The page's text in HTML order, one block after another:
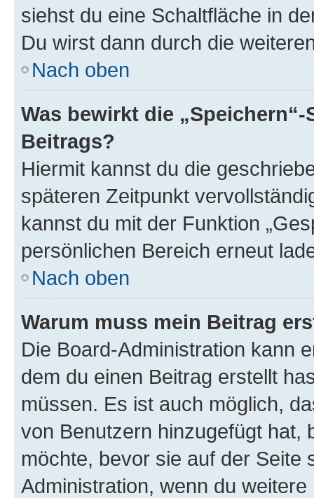
siehst du eine Schaltfläche in
Du wirst dann durch die
Nach oben
Was bewirkt die
Beitrags?
Hiermit kannst du die
späteren Zeitpunkt
kannst du mit der Funktion
persönlichen Bereich erneut
Nach oben
Warum muss mein Beitrag
Die Board-Administration kann
dem du einen Beitrag erstellt
müssen. Es ist auch möglich,
von Benutzern hinzugefügt hat,
möchte, bevor sie auf der Seite
Administration, wenn du